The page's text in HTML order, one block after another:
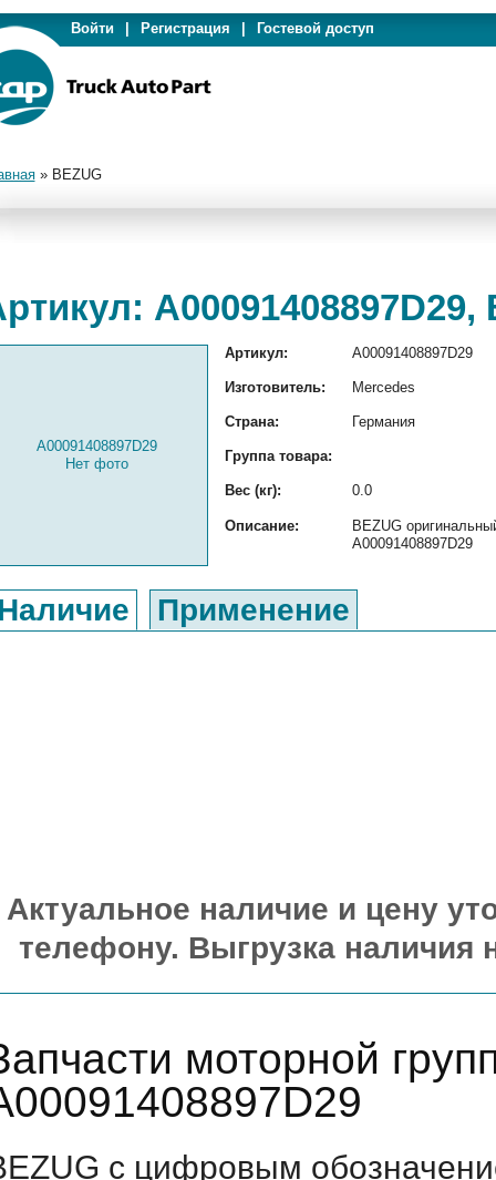
Войти Регистрация Гостевой доступ
» BEZUG
A00091408897D29,
A00091408897D29
Нет фото
Артикул: A00091408897D29
Изготовитель: Mercedes
Страна: Германия
Группа товара:
Вес (кг): 0.0
Описание:
BEZUG
A00091408897D29
Применение
Актуальное наличие и цену
телефону. Выгрузка наличия
моторной
с цифровым